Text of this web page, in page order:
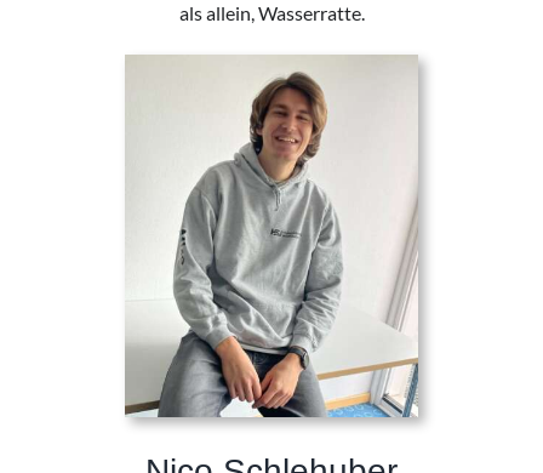
als allein, Wasserratte.